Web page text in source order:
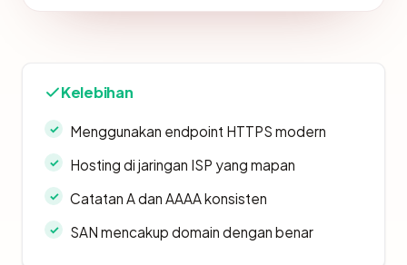
Kelebihan
Menggunakan endpoint HTTPS modern
Hosting di jaringan ISP yang mapan
Catatan A dan AAAA konsisten
SAN mencakup domain dengan benar